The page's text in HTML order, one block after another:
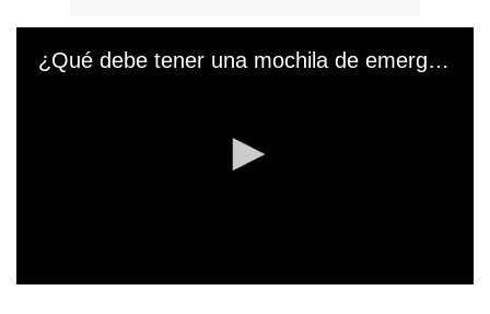
¿Qué debe tener una mochila de emergencia?